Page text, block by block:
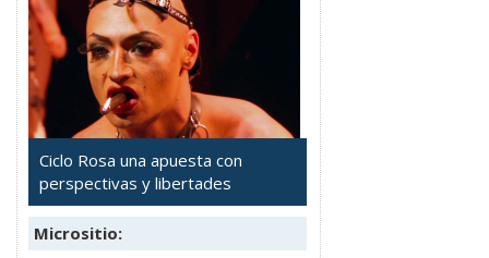
Ciclo Rosa una apuesta con
perspectivas y libertades
Micrositio: